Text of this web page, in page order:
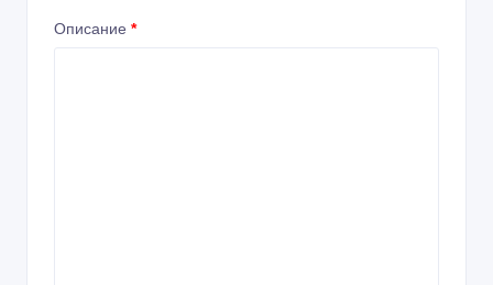
Описание *